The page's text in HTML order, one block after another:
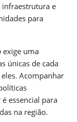
infraestrutura e
para
exige uma
únicas de cada
Acompanhar
essencial para
na região.